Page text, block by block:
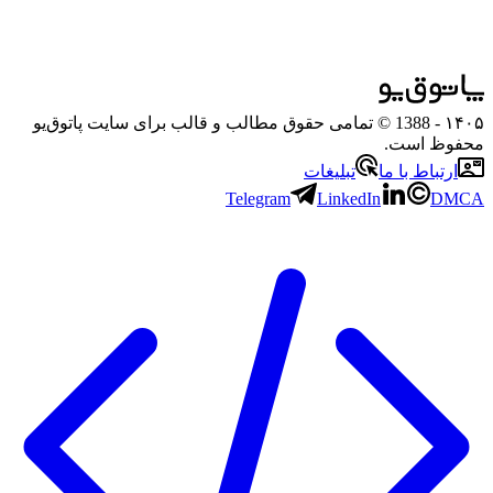
۱۴۰۵
- 1388 © تمامی حقوق مطالب و قالب برای سایت پاتوق‌یو
محفوظ است.
ارتباط با ما
تبلیغات
Telegram
LinkedIn DMCA